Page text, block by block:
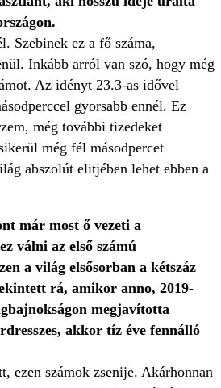
Szebinek ez a fő száma,
Inkább arról van szó, hogy még
Az idényt 23.3-as idővel
gyorsabb ennél. Ez
még további tizedeket
még fél másodpercet
abszolút elitjében lehet ebben a
már most ő vezeti a
válni az első számú
a világ elsősorban a kétszáz
rá, amikor anno, 2019-
megjavította
akkor tíz éve fennálló
ezen számok zsenije. Akárhonnan